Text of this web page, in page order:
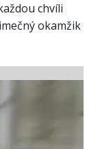
chvíli
okamžik